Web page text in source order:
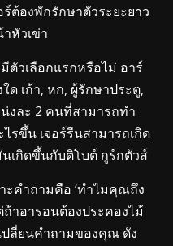
ต้องพักรักษาตัวระยะยาว
หัวเข่า
ตัวเลือกแรกหรือไม่ อาร์
ด เก้า, หก, ผู้รักษาประตู,
งละ 2 คนที่สามารถทำ
รขึ้น เจอร์รีนสามารถเกิด
เกิดขึ้นกับติโบต์ กูร์กตัวส์
ะคำถามคือ ‘ทำไมคุณถึง
าอารอนต้องประคองไม้
ลี่ยนคำถามของคุณ ดัง